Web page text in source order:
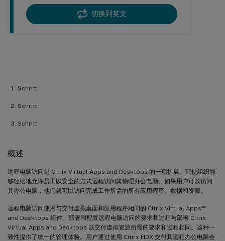
切换到英文
Schritt
Schritt
Schritt
概述
远程电脑访问是 Citrix Virtual Apps and Desktops 的一项扩展。它使组织能
够轻松地允许员工以安全的方式远程访问其物理办公电脑。如果用户可以访问
其办公电脑，他们就可以访问完成工作所需的所有应用程序、数据和资源。
远程电脑访问使用与交付虚拟桌面和应用程序相同的 Citrix Virtual Apps ™
and Desktops 组件。部署和配置远程电脑访问的要求和过程与部署 Citrix
Virtual Apps and Desktops 以交付虚拟资源所需的要求和过程相同。这种一
致性提供了统一的管理体验。用户通过使用 Citrix HDX 交付其远程办公电脑会